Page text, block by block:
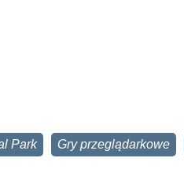
Park Gry przeglądarkowe